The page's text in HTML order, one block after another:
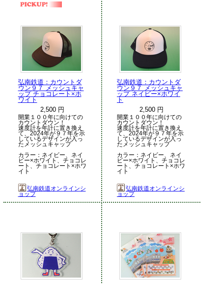
弘南鉄道：カウントダ
ウン９７ メッシュキャ
ップ チョコレート×ホ
ワイト
2,500 円
開業１００年に向けての
カウントダウン！
速度計を年計に置き換え
て、2024年が９７年を示
しているデザインが入っ
たメッシュキャップ
カラー：ネイビー、ネイ
ビー×ホワイト、チョコレ
ート、チョコレート×ホワ
イト
弘南鉄道オンラインシ
ョップ
弘南鉄道：カウントダ
ウン９７ メッシュキャ
ップ ネイビー×ホワイ
ト
2,500 円
開業１００年に向けての
カウントダウン！
速度計を年計に置き換え
て、2024年が９７年を示
しているデザインが入っ
たメッシュキャップ
カラー：ネイビー、ネイ
ビー×ホワイト、チョコレ
ート、チョコレート×ホワ
イト
弘南鉄道オンラインシ
ョップ